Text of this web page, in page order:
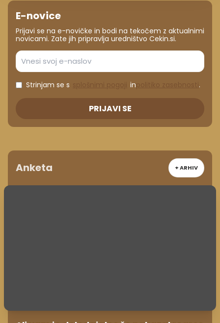
E-novice
Prijavi se na e-novičke in bodi na tekočem z aktualnimi
novicami. Zate jih pripravlja uredništvo Cekin.si.
Strinjam se s in .
PRIJAVI SE
Anketa + ARHIV